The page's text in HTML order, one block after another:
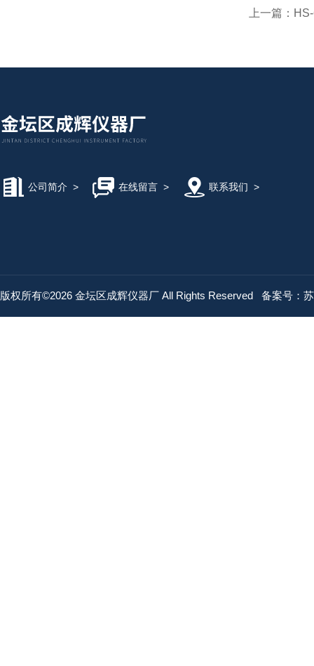
上一篇：
公司简介 > 在线留言> 联系我们 >
版权所有©2026 金坛区成辉仪器厂 All Rights Reserved 备案号：